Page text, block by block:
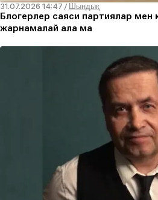
31.07.2026 14:47 / Шындық
Блогерлер саяси партиялар
жарнамалай ала ма